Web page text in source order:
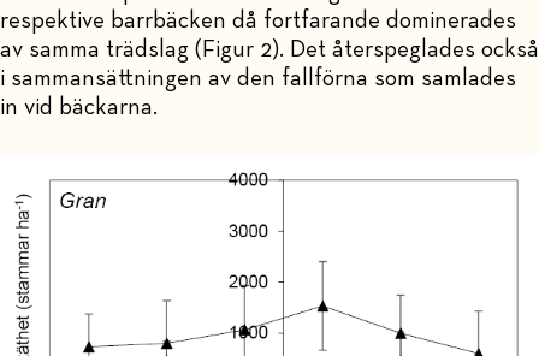
respektive barrbäcken då fortfarande dominerades
av samma trädslag (Figur 2). Det återspeglades också
i sammansättningen av den fallförna som samlades
in vid bäckarna.